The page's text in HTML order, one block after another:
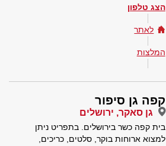
הצג טלפון
לאתר
המלצות
קפה גן סיפור
גן סאקר, ירושלים
בית קפה כשר בירושלים. בתפריט ניתן
למצוא ארוחות בוקר, סלטים, כריכים,